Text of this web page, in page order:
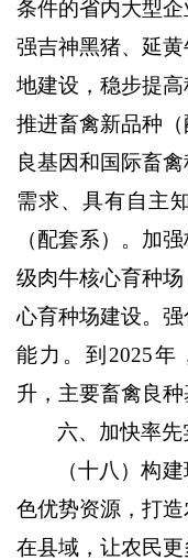
条件的省内大型
强吉神黑猪、延
地建设，稳步提
推进畜禽新品种
良基因和国际畜
需求、具有自主
（配套系）。加
级肉牛核心育种
心育种场建设。
能力。到 2025年
升，主要畜禽良种
六、加快率
（十八）构
色优势资源，打
在县域，让农民